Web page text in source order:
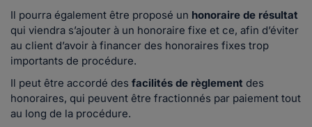
Il pourra également être proposé un honoraire de résultat
qui viendra s’ajouter à un honoraire fixe et ce, afin d’éviter
au client d’avoir à financer des honoraires fixes trop
importants de procédure.
Il peut être accordé des facilités de règlement des
honoraires, qui peuvent être fractionnés par paiement tout
au long de la procédure.